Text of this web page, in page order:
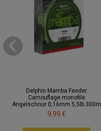
Delphin Mamba Feeder
Camouflage monofile
Angelschnur 0,16mm 5,5lb 300m
9,99 €